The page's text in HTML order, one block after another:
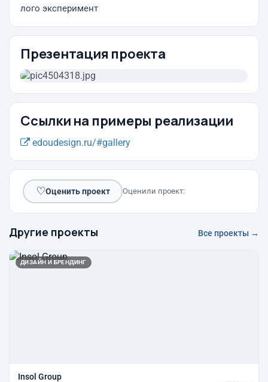
лого эксперимент
Презентация проекта
Ссылки на примеры реализации
edoudesign.ru/#gallery
♡Оценить проект Оценили проект:
Другие проекты Все проекты →
ДИЗАЙН И БРЕНДИНГ
Insol Group